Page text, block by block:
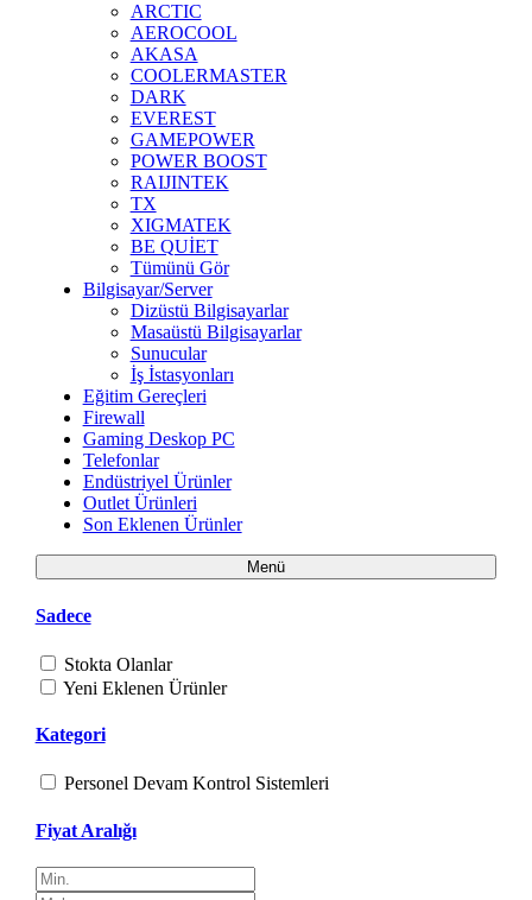
ARCTIC
AEROCOOL
AKASA
COOLERMASTER
DARK
EVEREST
GAMEPOWER
POWER BOOST
RAIJINTEK
TX
XIGMATEK
BE QUİET
Tümünü Gör
Bilgisayar/Server
Dizüstü Bilgisayarlar
Masaüstü Bilgisayarlar
Sunucular
İş İstasyonları
Eğitim Gereçleri
Firewall
Gaming Deskop PC
Telefonlar
Endüstriyel Ürünler
Outlet Ürünleri
Son Eklenen Ürünler
Menü
Sadece
Stokta Olanlar
Yeni Eklenen Ürünler
Kategori
Personel Devam Kontrol Sistemleri
Fiyat Aralığı